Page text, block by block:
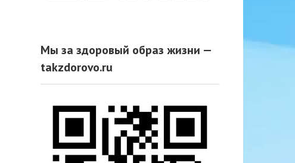
Мы за здоровый образ жизни —
takzdorovo.ru